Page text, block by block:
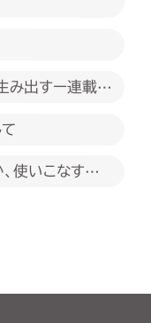
み出すー連載
使いこなすが